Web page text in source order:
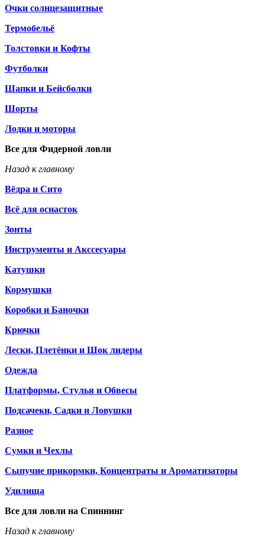
Очки солнцезащитные
Термобельё
Толстовки и Кофты
Футболки
Шапки и Бейсболки
Шорты
Лодки и моторы
Все для Фидерной ловли
Назад к главному
Вёдра и Сито
Всё для оснасток
Зонты
Инструменты и Акссесуары
Катушки
Кормушки
Коробки и Баночки
Крючки
Лески, Плетёнки и Шок лидеры
Одежда
Платформы, Стулья и Обвесы
Подсачеки, Садки и Ловушки
Разное
Сумки и Чехлы
Сыпучие прикормки, Концентраты и Ароматизаторы
Удилища
Все для ловли на Спиннинг
Назад к главному